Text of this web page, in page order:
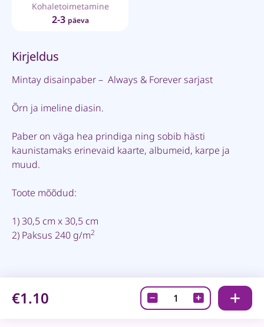
Kohaletoimetamine
2-3 päeva
Kirjeldus
Mintay disainpaber – Always & Forever sarjast
Õrn ja imeline diasin.
Paber on väga hea prindiga ning sobib hästi
kaunistamaks erinevaid kaarte, albumeid, karpe ja
muud.
Toote mõõdud:
1) 30,5 cm x 30,5 cm
2) Paksus 240 g/m2
€1.10
Disainpaber
-